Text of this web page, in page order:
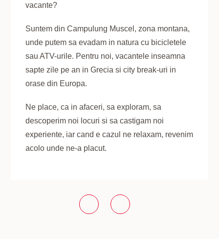
vacante?
Suntem din Campulung Muscel, zona montana,
unde putem sa evadam in natura cu bicicletele
sau ATV-urile. Pentru noi, vacantele inseamna
sapte zile pe an in Grecia si city break-uri in
orase din Europa.
Ne place, ca in afaceri, sa exploram, sa
descoperim noi locuri si sa castigam noi
experiente, iar cand e cazul ne relaxam, revenim
acolo unde ne-a placut.